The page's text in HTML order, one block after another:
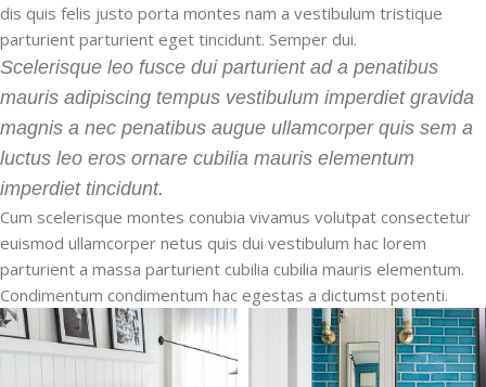
dis quis felis justo porta montes nam a vestibulum tristique
parturient parturient eget tincidunt. Semper dui.
Scelerisque leo fusce dui parturient ad a penatibus
mauris adipiscing tempus vestibulum imperdiet gravida
magnis a nec penatibus augue ullamcorper quis sem a
luctus leo eros ornare cubilia mauris elementum
imperdiet tincidunt.
Cum scelerisque montes conubia vivamus volutpat consectetur
euismod ullamcorper netus quis dui vestibulum hac lorem
parturient a massa parturient cubilia cubilia mauris elementum.
Condimentum condimentum hac egestas a dictumst potenti.